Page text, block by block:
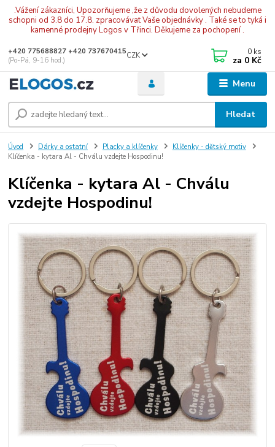
.Vážení zákazníci, Upozorňujeme ,že z důvodu dovolených nebudeme
schopni od 3.8 do 17.8. zpracovávat Vaše objednávky . Také se to tyká i
kamenné prodejny Logos v Třinci. Děkujeme za pochopení .
Menu
CZK
Hledat
+420 775688827 +420 737670415
(Po-Pá, 9-16 hod.)
0 ks
za 0 Kč
Úvod Dárky a ostatní Placky a klíčenky
Klíčenky - dětský motiv
Klíčenka - kytara Al - Chválu vzdejte Hospodinu!
Klíčenka - kytara Al - Chválu
vzdejte Hospodinu!